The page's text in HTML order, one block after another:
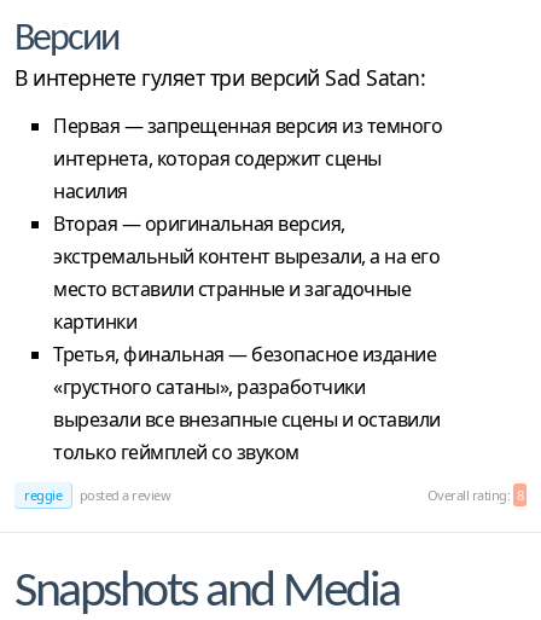
Версии
В интернете гуляет три версий Sad Satan:
Первая — запрещенная версия из темного
интернета, которая содержит сцены
насилия
Вторая — оригинальная версия,
экстремальный контент вырезали, а на его
место вставили странные и загадочные
картинки
Третья, финальная — безопасное издание
«грустного сатаны», разработчики
вырезали все внезапные сцены и оставили
только геймплей со звуком
reggie posted a review Overall rating: 8
Snapshots and Media